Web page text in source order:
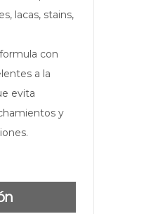
lacas, stains,
con
a la
evita
y